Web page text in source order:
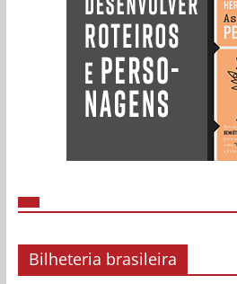
Bilheteria brasileira